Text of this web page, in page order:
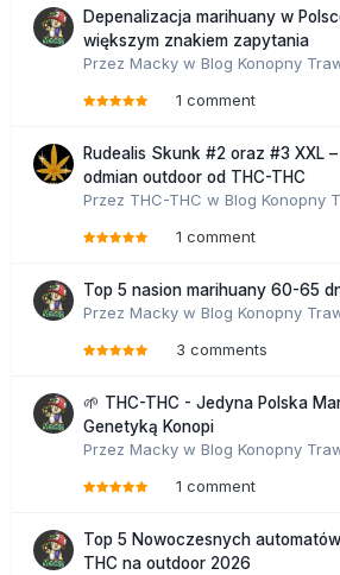
Depenalizacja marihuany w
większym znakiem zapytania
Przez Macky w Blog Konopny
1 comment
Rudealis Skunk #2 oraz #3 XXL
odmian outdoor od THC-THC
Przez THC-THC w Blog Konopny
1 comment
Top 5 nasion marihuany 60-65
Przez Macky w Blog Konopny
3 comments
🌱 THC-THC - Jedyna Polska
Genetyką Konopi
Przez Macky w Blog Konopny
1 comment
Top 5 Nowoczesnych
THC na outdoor 2026